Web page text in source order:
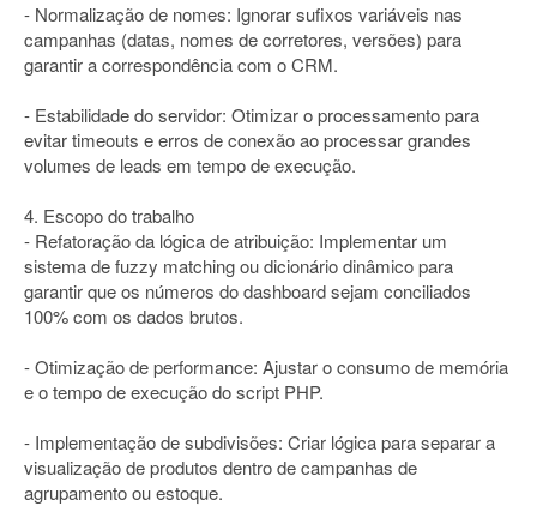
- Normalização de nomes: Ignorar sufixos variáveis nas
campanhas (datas, nomes de corretores, versões) para
garantir a correspondência com o CRM.
- Estabilidade do servidor: Otimizar o processamento para
evitar timeouts e erros de conexão ao processar grandes
volumes de leads em tempo de execução.
4. Escopo do trabalho
- Refatoração da lógica de atribuição: Implementar um
sistema de fuzzy matching ou dicionário dinâmico para
garantir que os números do dashboard sejam conciliados
100% com os dados brutos.
- Otimização de performance: Ajustar o consumo de memória
e o tempo de execução do script PHP.
- Implementação de subdivisões: Criar lógica para separar a
visualização de produtos dentro de campanhas de
agrupamento ou estoque.